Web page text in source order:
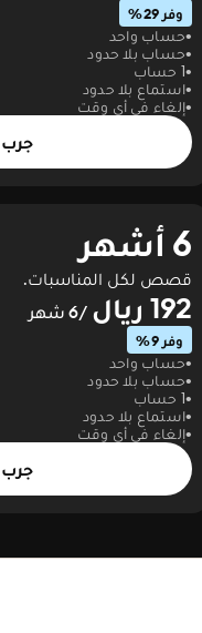
وفر 29%
حساب واحد
حساب بلا حدود
1 حساب
استماع بلا حدود
إلغاء في أي وقت
جرب
6 أشهر
قصص لكل المناسبات.
192 ريال /6 شهر
وفر 9%
حساب واحد
حساب بلا حدود
1 حساب
استماع بلا حدود
إلغاء في أي وقت
جرب